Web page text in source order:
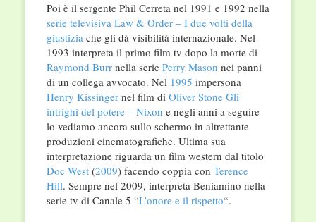
Poi è il sergente Phil Cerreta nel 1991 e 1992 nella
serie televisiva Law & Order – I due volti della
giustiziache gli dà visibilità internazionale. Nel
1993 interpreta il primo film tv dopo la morte di
Raymond Burrnella serie Perry Mason nei panni
di un collega avvocato. Nel 1995 impersona
Henry Kissingernel film di Oliver Stone Gli
intrighi del potere – Nixon e negli anni a seguire
lo vediamo ancora sullo schermo in altrettante
produzioni cinematografiche. Ultima sua
interpretazione riguarda un film western dal titolo
Doc West(2009) facendo coppia con Terence
Hill. Sempre nel 2009, interpreta Beniamino nella
serie tv di Canale 5 “L’onore e il rispetto“.